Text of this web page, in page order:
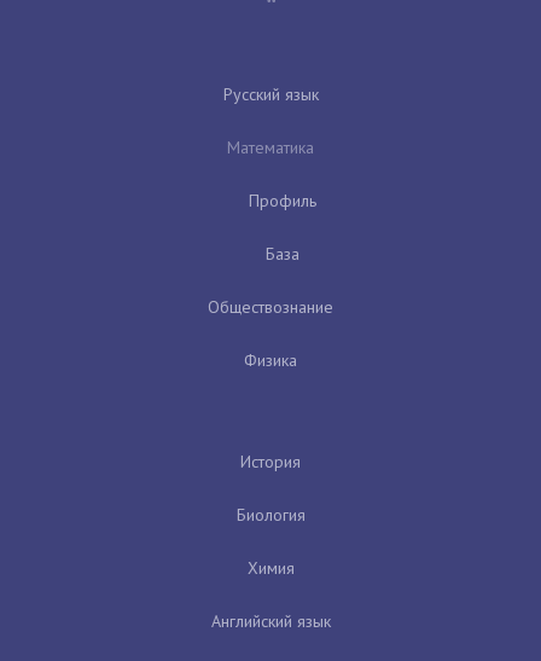
Русский язык
Математика
Профиль
База
Обществознание
Физика
История
Биология
Химия
Английский язык